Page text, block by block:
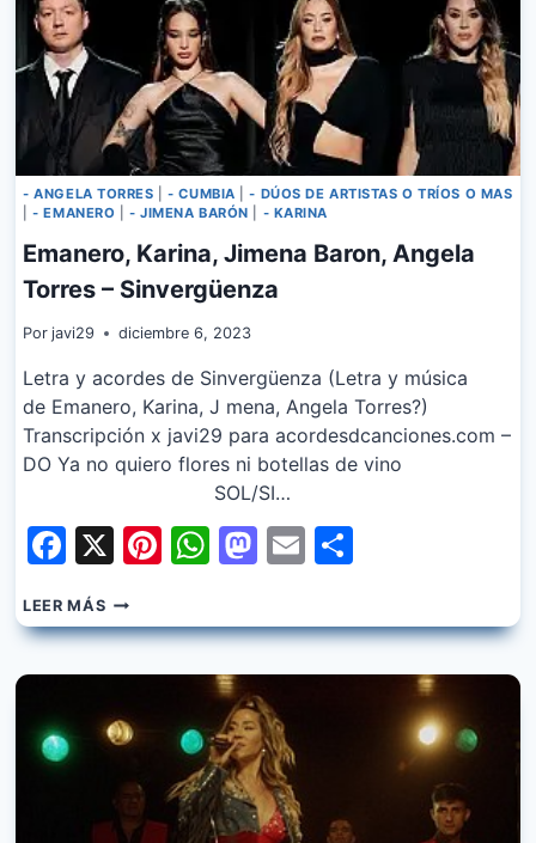
- ANGELA TORRES |- CUMBIA |- DÚOS DE ARTISTAS O TRÍOS O MAS
|- EMANERO |- JIMENA BARÓN - KARINA
Emanero, Karina, Jimena Baron, Angela
Torres – Sinvergüenza
Por javi29 diciembre 6, 2023
Letra y acordes de Sinvergüenza (Letra y música
de Emanero, Karina, J mena, Angela Torres?)
Transcripción x javi29 para acordesdcanciones.com –
DO Ya no quiero flores ni botellas de vino
SOL/SI…
Facebook
X Pinterest
WhatsApp
Mastodon
Email
LEER MÁSEMANERO,
KARINA,
JIMENA
TORRES
–
SINVERGÜENZA